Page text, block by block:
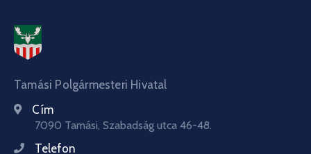
Tamási Polgármesteri Hivatal
Cím
7090 Tamási, Szabadság utca 46-48.
Telefon